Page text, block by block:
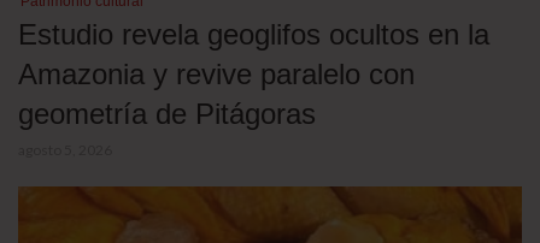
Estudio revela geoglifos ocultos en la
Amazonia y revive paralelo con
geometría de Pitágoras